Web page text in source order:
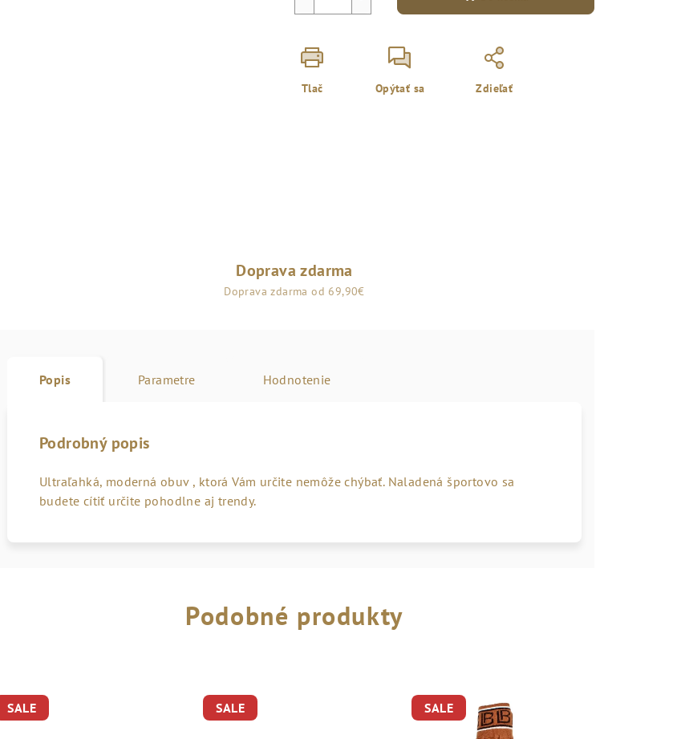
Tlač Opýtať sa Zdieľať
Doprava zdarma
Doprava zdarma od 69,90€
Popis Parametre Hodnotenie
Podrobný popis
Ultraľahká, moderná obuv , ktorá Vám určite nemôže chýbať. Naladená športovo sa
budete cítiť určite pohodlne aj trendy.
Podobné produkty
SALE SALE SALE